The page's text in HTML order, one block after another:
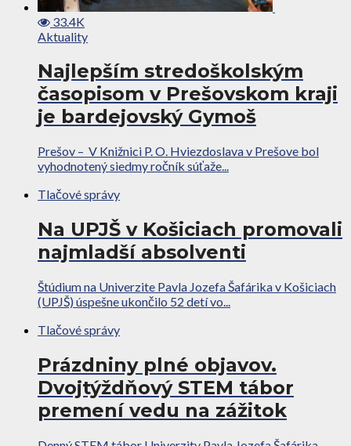
33.4K
Aktuality
Najlepším stredoškolským
časopisom v Prešovskom kraji
je bardejovský Gymoš
Prešov – V Knižnici P. O. Hviezdoslava v Prešove bol
vyhodnotený siedmy ročník súťaže...
Tlačové správy
Na UPJŠ v Košiciach promovali
najmladší absolventi
Štúdium na Univerzite Pavla Jozefa Šafárika v Košiciach
(UPJŠ) úspešne ukončilo 52 detí vo...
Tlačové správy
Prázdniny plné objavov.
Dvojtýždňový STEM tábor
premení vedu na zážitok